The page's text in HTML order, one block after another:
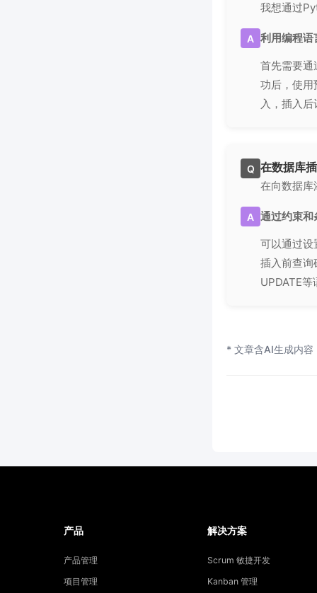
我想通过
A 利用编程语
首先需要
功后，使用
入，插入
Q 在数据库
在向数据库
A 通过约束和
可以通过设
插入前查询
UPDATE
* 文章含AI生成内容
产品
产品管理
项目管理
解决方案
Scrum 敏捷开发
Kanban 管理